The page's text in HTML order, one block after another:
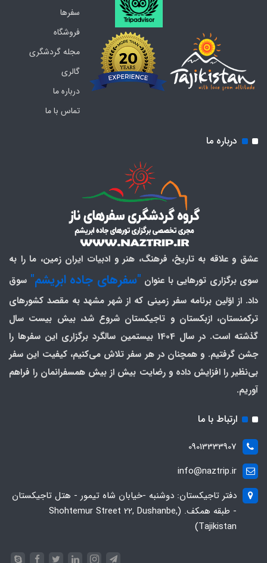
سفرها
فروشگاه
مجله گردشگری
گالری
درباره ما
تماس با ما
درباره ما
عشق و علاقه به تاریخ، فرهنگ، هنر و ادبیات ایران زمین، ما را به
سوی برگزاری تورهایی با عنوان "سفرهای جاده ابریشم" سوق
داد. از اوّلین برنامه سفر زمینی که از شهر مشهد به مقصد کشورهای
ترکمنستان، ازبکستان و تاجیکستان شروع شد، بیش بیست سال
گذشته است. در سال 1404 بیستمین سالگرد برگزاری این سفرها را
جشن گرفتیم. و همچنان در هر سفر تلاش می‌کنیم، کیفیت این سفر
بی‌نظیر را افزایش داده و رضایت بیش از بیش همسفرانمان را فراهم
آوریم.
ارتباط با ما
09013333907
info@naztrip.ir
دفتر تاجیکستان: دوشنبه -خیابان شاه تیمور - هتل تاجیکستان
- طبقه همکف. (Shohtemur Street 22, Dushanbe,
Tajikistan)